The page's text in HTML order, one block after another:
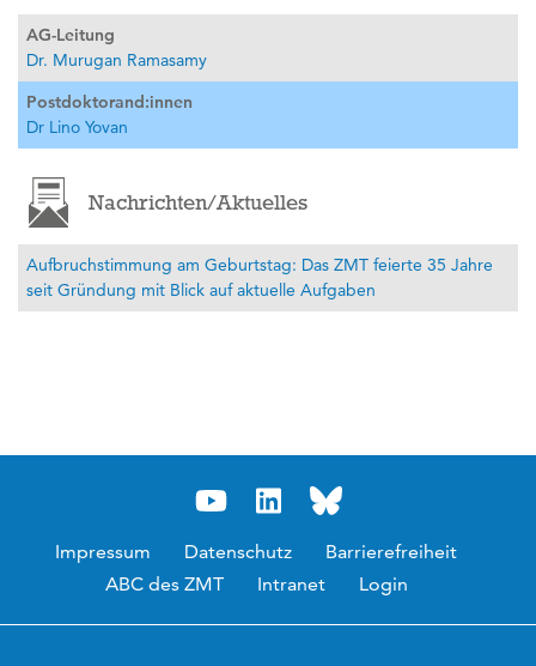
AG-Leitung
Dr. Murugan Ramasamy
Postdoktorand:innen
Dr Lino Yovan
Nachrichten/Aktuelles
Aufbruchstimmung am Geburtstag: Das ZMT feierte 35 Jahre
seit Gründung mit Blick auf aktuelle Aufgaben
Impressum Datenschutz
Barrierefreiheit
ABC des ZMT
Intranet Login